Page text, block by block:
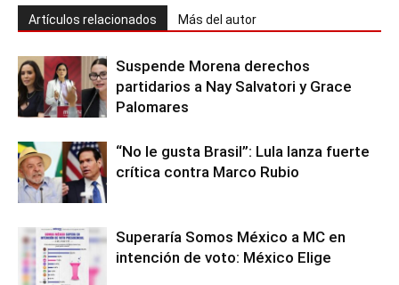
Artículos relacionados Más del autor
Suspende Morena derechos
partidarios a Nay Salvatori y Grace
Palomares
“No le gusta Brasil”: Lula lanza fuerte
crítica contra Marco Rubio
Superaría Somos México a MC en
intención de voto: México Elige